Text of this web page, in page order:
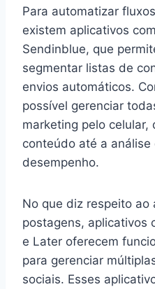
Para automatizar
existem aplicativos
Sendinblue, que
segmentar listas de
envios automáticos.
possível gerenciar
marketing pelo
conteúdo até a
desempenho.
No que diz respeito ao
postagens, aplicativos
e Later oferecem
para gerenciar
sociais. Esses